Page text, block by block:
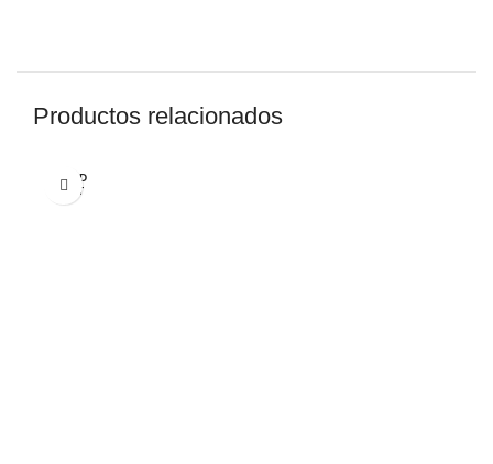
Productos relacionados
SOLD
OUT